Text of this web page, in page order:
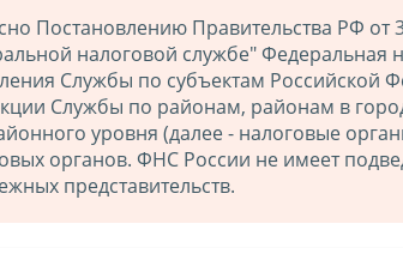
Постановлению Правительства РФ
налоговой службе" Федеральная
Службы по субъектам Российской
Службы по районам, районам в
уровня (далее - налоговые
органов. ФНС России не имеет
представительств.